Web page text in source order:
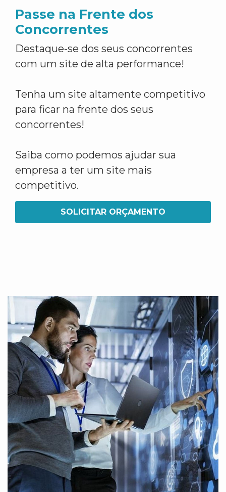
Passe na Frente dos
Concorrentes
Destaque-se dos seus concorrentes
com um site de alta performance!
Tenha um site altamente competitivo
para ficar na frente dos seus
concorrentes!
Saiba como podemos ajudar sua
empresa a ter um site mais
competitivo.
SOLICITAR ORÇAMENTO